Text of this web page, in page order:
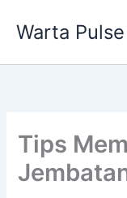
Warta Pulse
Tips